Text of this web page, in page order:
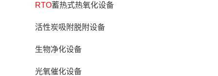
RTO蓄热式热氧化设备
活性炭吸附脱附设备
生物净化设备
光氧催化设备